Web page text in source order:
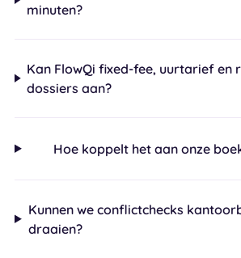
minuten?
Kan FlowQi fixed-fee, uurtarief en
dossiers aan?
Hoe koppelt het aan onze
Kunnen we conflictchecks
draaien?